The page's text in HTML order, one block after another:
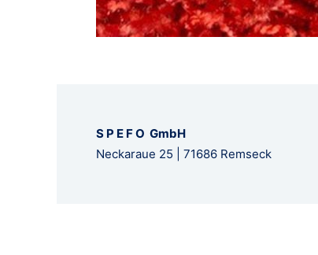
S P E F O GmbH
Neckaraue 25 | 71686 Remseck